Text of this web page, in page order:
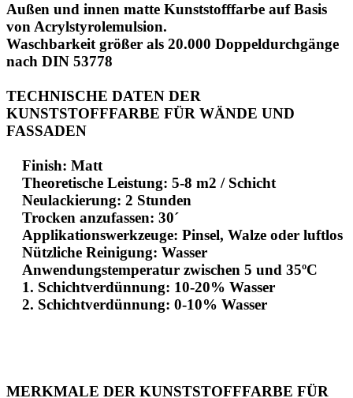
Außen und innen matte Kunststofffarbe auf Basis
von Acrylstyrolemulsion.
Waschbarkeit größer als 20.000 Doppeldurchgänge
nach DIN 53778
TECHNISCHE DATEN DER
KUNSTSTOFFFARBE FÜR WÄNDE UND
FASSADEN
Finish: Matt
Theoretische Leistung: 5-8 m2 / Schicht
Neulackierung: 2 Stunden
Trocken anzufassen: 30´
Applikationswerkzeuge: Pinsel, Walze oder luftlos
Nützliche Reinigung: Wasser
Anwendungstemperatur zwischen 5 und 35ºC
1. Schichtverdünnung: 10-20% Wasser
2. Schichtverdünnung: 0-10% Wasser
MERKMALE DER KUNSTSTOFFFARBE FÜR